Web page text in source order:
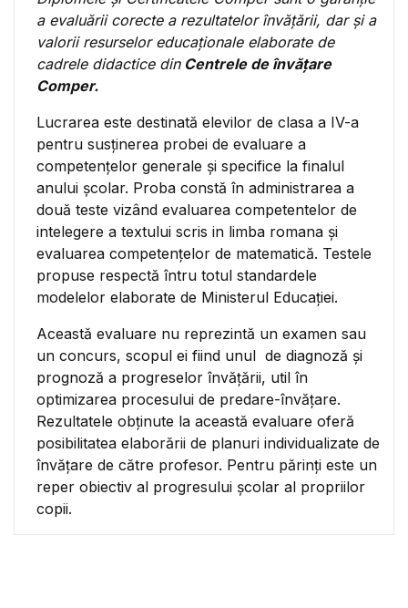
a evaluării corecte a rezultatelor învățării, dar și a
valorii resurselor educaționale elaborate de
cadrele didactice dinCentrele de învățare
Comper.
Lucrarea este destinată elevilor de clasa a IV-a
pentru susţinerea probei de evaluare a
competenţelor generale şi specifice la finalul
anului şcolar. Proba constă în administrarea a
două teste vizând evaluarea competentelor de
intelegere a textului scris in limba romana şi
evaluarea competenţelor de matematică. Testele
propuse respectă întru totul standardele
modelelor elaborate de Ministerul Educaţiei.
Această evaluare nu reprezintă un examen sau
un concurs, scopul ei fiind unul de diagnoză şi
prognoză a progreselor învățării, util în
optimizarea procesului de predare-învăţare.
Rezultatele obţinute la această evaluare oferă
posibilitatea elaborării de planuri individualizate de
învăţare de către profesor. Pentru părinți este un
reper obiectiv al progresului şcolar al propriilor
copii.